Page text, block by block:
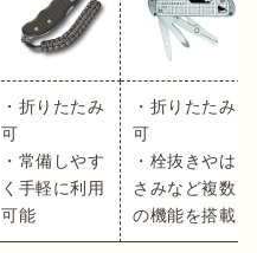
・折りたたみ
可
・常備しやす
く手軽に利用
可能
・折りたたみ
可
・栓抜きやは
さみなど複数